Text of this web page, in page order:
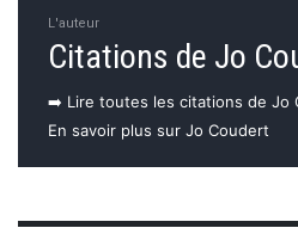
L'auteur
Citations de Jo
➡️ Lire toutes les citations de Jo
En savoir plus sur Jo Coudert